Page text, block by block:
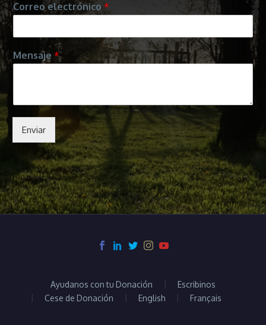
Correo electrónico *
Mensaje *
Enviar
Ayudanos con tu Donación
Escribinos
Cese de Donación
English Français